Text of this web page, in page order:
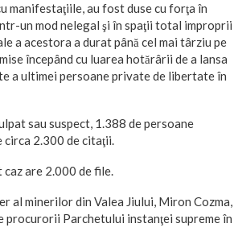
manifestaţiile, au fost duse cu forţa în
un mod nelegal şi în spaţii total improprii
a acestora a durat până cel mai târziu pe
începând cu luarea hotărârii de a lansa
a ultimei persoane private de libertate în
sau suspect, 1.388 de persoane
circa 2.300 de citaţii.
are 2.000 de file.
al minerilor din Valea Jiului, Miron Cozma,
procurorii Parchetului instanţei supreme în